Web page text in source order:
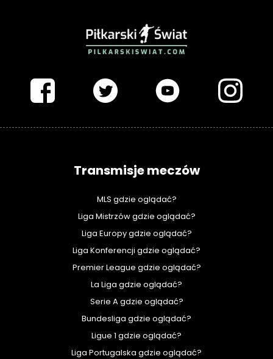
Transmisje meczów
MLS gdzie oglądać?
Liga Mistrzów gdzie oglądać?
Liga Europy gdzie oglądać?
Liga Konferencji gdzie oglądać?
Premier League gdzie oglądać?
La Liga gdzie oglądać?
Serie A gdzie oglądać?
Bundesliga gdzie oglądać?
Ligue 1 gdzie oglądać?
Liga Portugalska gdzie oglądać?